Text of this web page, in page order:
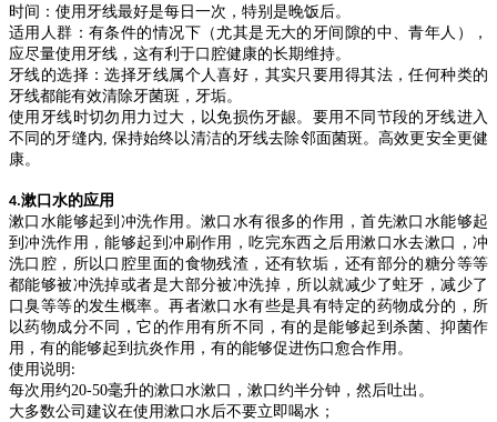
时间：使用牙线最好是每日一次，特别是晚饭后。
适用人群：有条件的情况下（尤其是无大的牙间隙的中、青年人），
应尽量使用牙线，这有利于口腔健康的长期维持。
牙线的选择：选择牙线属个人喜好，其实只要用得其法，任何种类的
牙线都能有效清除牙菌斑，牙垢。
使用牙线时切勿用力过大，以免损伤牙龈。要用不同节段的牙线进入
不同的牙缝内 保持始终以清洁的牙线去除邻面菌斑。高效更安全更健
康。
4.漱口水的应用
漱口水能够起到冲洗作用。漱口水有很多的作用，首先漱口水能够起
到冲洗作用，能够起到冲刷作用，吃完东西之后用漱口水去漱口，冲
洗口腔，所以口腔里面的食物残渣，还有软垢，还有部分的糖分等等
都能够被冲洗掉或者是大部分被冲洗掉，所以就减少了蛀牙，减少了
口臭等等的发生概率。再者漱口水有些是具有特定的药物成分的，所
以药物成分不同，它的作用有所不同，有的是能够起到杀菌、抑菌作
用，有的能够起到抗炎作用，有的能够促进伤口愈合作用。
使用说明 :
每次用约20-50毫升的漱口水漱口，漱口约半分钟，然后吐出。
大多数公司建议在使用漱口水后不要立即喝水；